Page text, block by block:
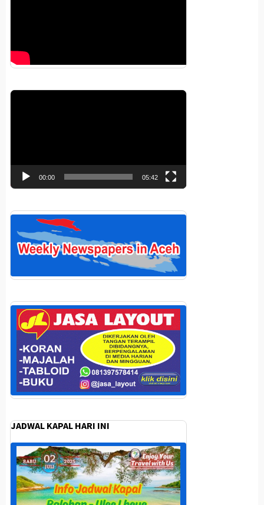
Pemutar
00:00 05:42
JADWAL KAPAL HARI INI